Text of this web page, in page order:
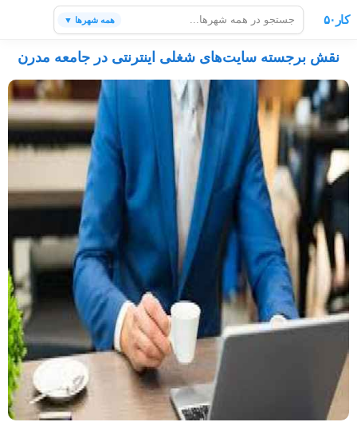
کار۵۰ همه شهرها ▼
نقش برجسته سایت‌های شغلی اینترنتی در جامعه مدرن